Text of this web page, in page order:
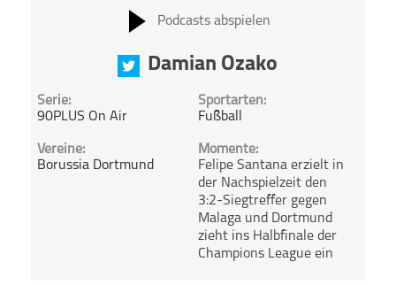
Podcasts abspielen
Damian Ozako
Serie:
90PLUS On Air
Sportarten:
Fußball
Vereine:
Borussia Dortmund
Momente:
Felipe Santana erzielt in
der Nachspielzeit den
3:2-Siegtreffer gegen
Malaga und Dortmund
zieht ins Halbfinale der
Champions League ein